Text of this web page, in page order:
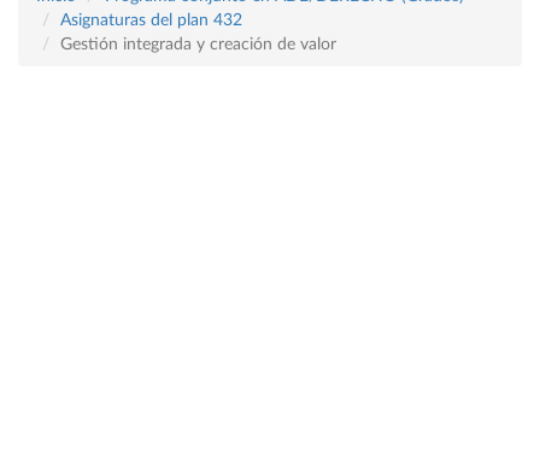
Asignaturas del plan 432
Gestión integrada y creación de valor